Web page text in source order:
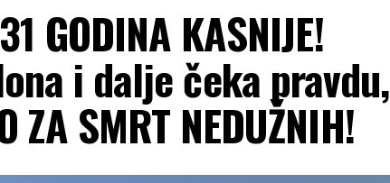
GODINA KASNIJE!
i dalje čeka pravdu,
ZA SMRT NEDUŽNIH!